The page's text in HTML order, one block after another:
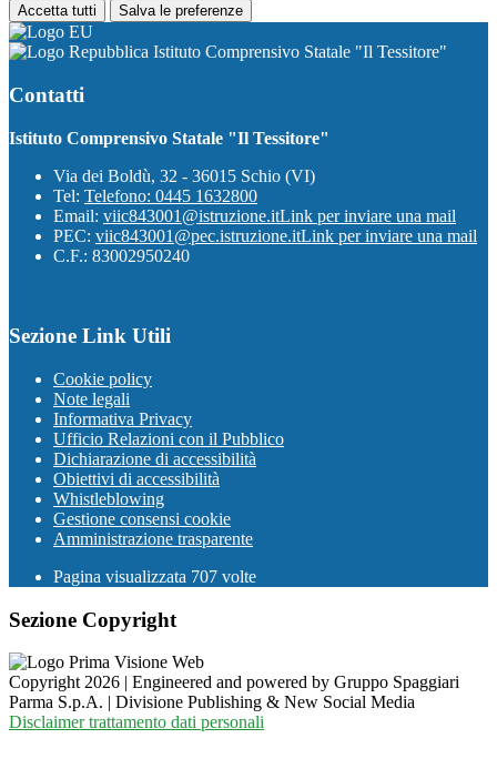
Accetta tutti Salva le preferenze
Istituto Comprensivo Statale "Il Tessitore"
Contatti
Istituto Comprensivo Statale "Il Tessitore"
Via dei Boldù, 32 - 36015 Schio (VI)
Tel: Telefono: 0445 1632800
Email: viic843001@istruzione.itLink per inviare una mail
PEC: viic843001@pec.istruzione.itLink per inviare una mail
C.F.: 83002950240
Sezione Link Utili
Cookie policy
Note legali
Informativa Privacy
Ufficio Relazioni con il Pubblico
Dichiarazione di accessibilità
Obiettivi di accessibilità
Whistleblowing
Gestione consensi cookie
Amministrazione trasparente
Pagina visualizzata 707 volte
Sezione Copyright
Copyright 2026 | Engineered and powered by Gruppo Spaggiari
Parma S.p.A. | Divisione Publishing & New Social Media
Disclaimer trattamento dati personali